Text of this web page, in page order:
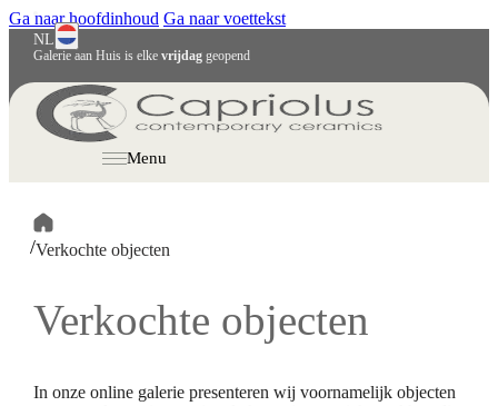
Ga naar hoofdinhoud Ga naar voettekst
Galerie aan Huis is elke vrijdaggeopend
NL
English
Menu
/Verkochte objecten
Verkochte objecten
In onze online galerie presenteren wij voornamelijk objecten